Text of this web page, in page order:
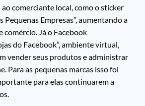
comerciante local, como o sticker
Pequenas Empresas”, aumentando a
comércio. Já o Facebook
do Facebook”, ambiente virtual,
vender seus produtos e administrar
Para as pequenas marcas isso foi
para elas continuarem a